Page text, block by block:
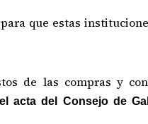
que estas
de las compras y
acta del Consejo de